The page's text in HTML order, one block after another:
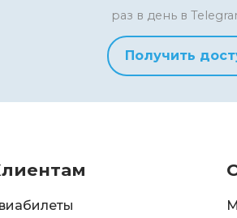
раз в день в
Получить